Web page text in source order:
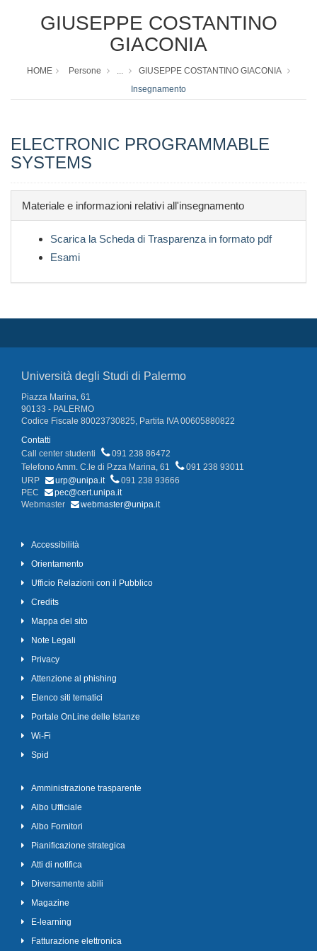
GIUSEPPE COSTANTINO
GIACONIA
HOME Persone ...
GIUSEPPE COSTANTINO GIACONIA
Insegnamento
ELECTRONIC PROGRAMMABLE
SYSTEMS
Materiale e informazioni relativi all'insegnamento
Scarica la Scheda di Trasparenza in formato pdf
Esami
Università degli Studi di Palermo
Piazza Marina, 61
90133 - PALERMO
Codice Fiscale 80023730825, Partita IVA 00605880822
Contatti
Call center studenti
091 238 86472
Telefono Amm. C.le di P.zza Marina, 61
091 238 93011
URP
urp@unipa.it
091 238 93666
PEC
pec@cert.unipa.it
Webmaster
webmaster@unipa.it
Accessibilità
Orientamento
Ufficio Relazioni con il Pubblico
Credits
Mappa del sito
Note Legali
Privacy
Attenzione al phishing
Elenco siti tematici
Portale OnLine delle Istanze
Wi-Fi
Spid
Amministrazione trasparente
Albo Ufficiale
Albo Fornitori
Pianificazione strategica
Atti di notifica
Diversamente abili
Magazine
E-learning
Fatturazione elettronica